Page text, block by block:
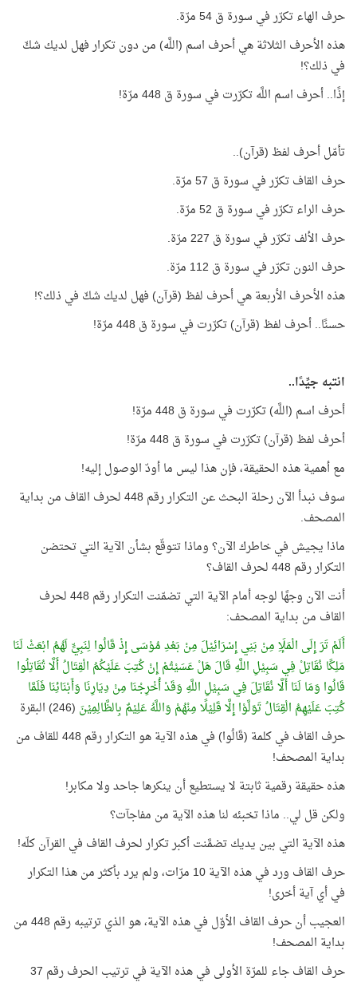
حرف الهاء تكرّر في سورة ق 54 مرّة.
هذه الأحرف الثلاثة هي أحرف اسم (اللَّه) من دون تكرار فهل لديك شكّ
في ذلك؟!
إذًا.. أحرف اسم اللَّه تكرّرت في سورة ق 448 مرّة!
تأمّل أحرف لفظ (قرآن)..
حرف القاف تكرّر في سورة ق 57 مرّة.
حرف الراء تكرّر في سورة ق 52 مرّة.
حرف الألف تكرّر في سورة ق 227 مرّة.
حرف النون تكرّر في سورة ق 112 مرّة.
هذه الأحرف الأربعة هي أحرف لفظ (قرآن) فهل لديك شكّ في ذلك؟!
حسنًا.. أحرف لفظ (قرآن) تكرّرت في سورة ق 448 مرّة!
انتبه جيِّدًا..
أحرف اسم (اللَّه) تكرّرت في سورة ق 448 مرّة!
أحرف لفظ (قرآن) تكرّرت في سورة ق 448 مرّة!
مع أهمية هذه الحقيقة، فإن هذا ليس ما أودّ الوصول إليه!
سوف نبدأ الآن رحلة البحث عن التكرار رقم 448 لحرف القاف من بداية
المصحف.
ماذا يجيش في خاطرك الآن؟ وماذا تتوقّع بشأن الآية التي تحتضن
التكرار رقم 448 لحرف القاف؟
أنت الآن وجهًا لوجه أمام الآية التي تضمّنت التكرار رقم 448 لحرف
القاف من بداية المصحف:
أَلَمْ تَرَ إِلَى الْمَلَإِ مِنْ بَنِي إِسْرَائِيْلَ مِنْ بَعْدِ مُوْسَى إِذْ قَالُوا لِنَبِيٍّ لَهُمُ ابْعَثْ لَنَا
مَلِكًا نُقَاتِلْ فِي سَبِيْلِ اللَّهِ قَالَ هَلْ عَسَيْتُمْ إِنْ كُتِبَ عَلَيْكُمُ الْقِتَالُ أَلَّا تُقَاتِلُوا
قَالُوا وَمَا لَنَا أَلَّا نُقَاتِلَ فِي سَبِيْلِ اللَّهِ وَقَدْ أُخْرِجْنَا مِنْ دِيَارِنَا وَأَبْنَائِنَا فَلَمَّا
كُتِبَ عَلَيْهِمُ الْقِتَالُ تَوَلَّوْا إِلَّا قَلِيْلًا مِنْهُمْ وَاللَّهُ عَلِيْمٌ بِالظَّالِمِيْنَ (246) البقرة
حرف القاف في كلمة (قَالُوا) في هذه الآية هو التكرار رقم 448 للقاف من
بداية المصحف!
هذه حقيقة رقمية ثابتة لا يستطيع أن ينكرها جاحد ولا مكابر!
ولكن قل لي.. ماذا تخبئه لنا هذه الآية من مفاجآت؟
هذه الآية التي بين يديك تضمَّنت أكبر تكرار لحرف القاف في القرآن كلّه!
حرف القاف ورد في هذه الآية 10 مرّات، ولم يرد بأكثر من هذا التكرار
في أي آية أخرى!
العجيب أن حرف القاف الأوّل في هذه الآية، هو الذي ترتيبه رقم 448 من
بداية المصحف!
حرف القاف جاء للمرّة الأولى في هذه الآية في ترتيب الحرف رقم 37